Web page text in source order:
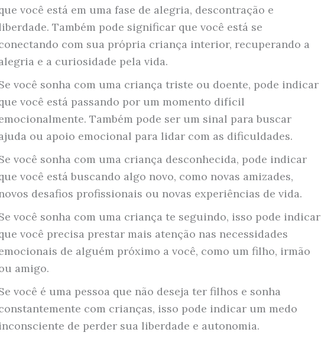
você está em uma fase de alegria, descontração e
Também pode significar que você está se
com sua própria criança interior, recuperando a
e a curiosidade pela vida.
você sonha com uma criança triste ou doente, pode indicar
você está passando por um momento difícil
Também pode ser um sinal para buscar
ou apoio emocional para lidar com as dificuldades.
você sonha com uma criança desconhecida, pode indicar
você está buscando algo novo, como novas amizades,
desafios profissionais ou novas experiências de vida.
você sonha com uma criança te seguindo, isso pode indicar
você precisa prestar mais atenção nas necessidades
de alguém próximo a você, como um filho, irmão
amigo.
você é uma pessoa que não deseja ter filhos e sonha
com crianças, isso pode indicar um medo
de perder sua liberdade e autonomia.